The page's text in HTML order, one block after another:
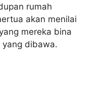
rumah
akan menilai
mereka bina
yang dibawa.